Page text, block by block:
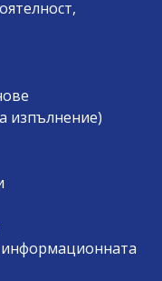
изпълнение)